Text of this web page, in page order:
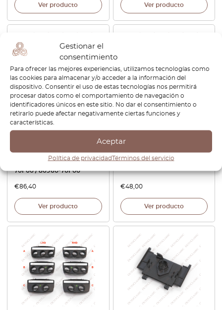
Gestionar el
consentimiento
Para ofrecer las mejores experiencias, utilizamos tecnologías como
las cookies para almacenar y/o acceder a la información del
dispositivo. Consentir el uso de estas tecnologías nos permitirá
procesar datos como el comportamiento de navegación o
identificadores únicos en este sitio. No dar el consentimiento o
retirarlo puede afectar negativamente ciertas funciones y
características.
Aceptar
Política de privacidadTérminos del servicio
Ver producto Ver producto
Nissan S14 / Silvia / 200SX /
240SX: Marco embellecedor
(conducción a la izquierda o
a la derecha), negro, 80961-
70F00 / 80960-70F00
€86,40
Ver producto
Marco de reloj para el
para volante a la izquierda o
a la derecha, negro,
62131367685
€48,00
Ver producto